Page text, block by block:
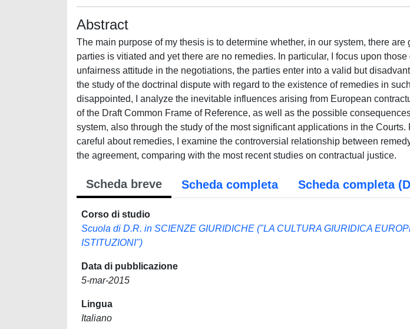
Abstract
The main purpose of my thesis is to determine whether, in our system, there
parties is vitiated and yet there are no remedies. In particular, I focus upon
unfairness attitude in the negotiations, the parties enter into a valid but
the study of the doctrinal dispute with regard to the existence of remedies in
disappointed, I analyze the inevitable influences arising from European
of the Draft Common Frame of Reference, as well as the possible
system, also through the study of the most significant applications in the
careful about remedies, I examine the controversial relationship between
the agreement, comparing with the most recent studies on contractual justice.
Scheda breve Scheda completa Scheda completa
Corso di studio
Scuola di D.R. in SCIENZE GIURIDICHE ("LA CULTURA GIURIDICA
ISTITUZIONI")
Data di pubblicazione
5-mar-2015
Lingua
Italiano